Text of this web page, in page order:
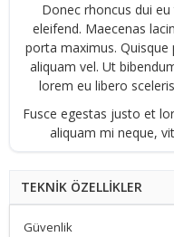
Donec rhoncus dui
eleifend. Maecenas
porta maximus.
aliquam vel. Ut
lorem eu libero
Fusce egestas justo et
aliquam mi neque,
TEKNİK ÖZELLİKLER
Güvenlik